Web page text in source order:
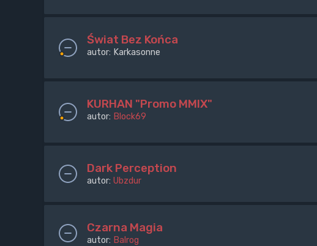
Świat Bez Końca
autor: Karkasonne
KURHAN "Promo MMIX"
autor: Block69
Dark Perception
autor: Ubzdur
Czarna Magia
autor: Balrog